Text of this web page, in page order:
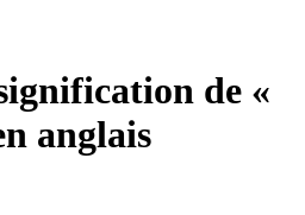
de «
anglais